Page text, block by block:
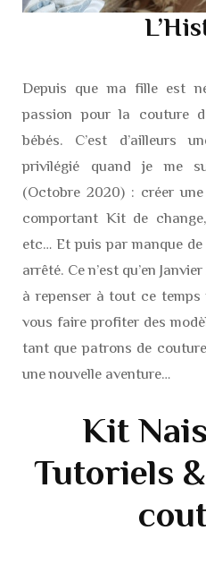
Depuis que ma fille est
passion pour la couture
bébés. C’est d’ailleurs
privilégié quand je me
(Octobre 2020) : créer une
comportant Kit de
etc… Et puis par manque
arrêté. Ce n’est qu’en
à repenser à tout ce
vous faire profiter des
tant que patrons de
une nouvelle aventure…
Kit
Tutoriels